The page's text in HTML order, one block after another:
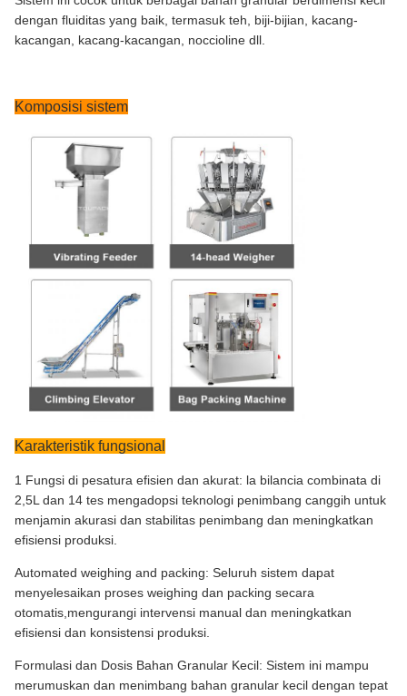
dengan fluiditas yang baik, termasuk teh, biji-bijian, kacang-
kacangan, kacang-kacangan, noccioline dll.
Komposisi sistem
Karakteristik fungsional
1 Fungsi di pesatura efisien dan akurat: la bilancia combinata di
2,5L dan 14 tes mengadopsi teknologi penimbang canggih untuk
menjamin akurasi dan stabilitas penimbang dan meningkatkan
efisiensi produksi.
Automated weighing and packing: Seluruh sistem dapat
menyelesaikan proses weighing dan packing secara
otomatis,mengurangi intervensi manual dan meningkatkan
efisiensi dan konsistensi produksi.
Formulasi dan Dosis Bahan Granular Kecil: Sistem ini mampu
merumuskan dan menimbang bahan granular kecil dengan tepat